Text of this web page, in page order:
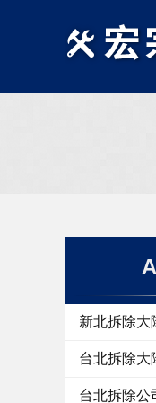
新北拆除大
台北拆除大
台北拆除公